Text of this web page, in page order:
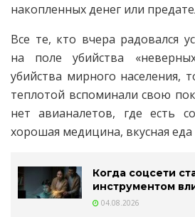
накопленных денег или
Все те, кто вчера радовался
на поле убийства
убийства мирного населения,
теплотой вспоминали свою
нет авианалетов, где есть
хорошая медицина, вкусная
Когда соцсети
инструментом
04.08.2026